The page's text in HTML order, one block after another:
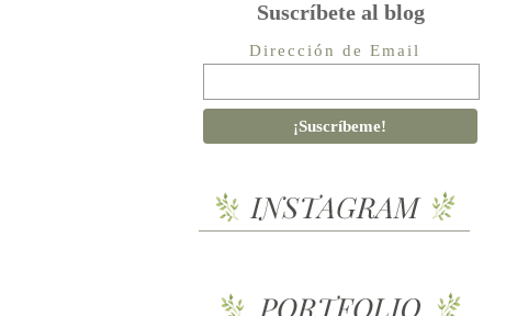
Suscríbete al blog
Dirección de Email